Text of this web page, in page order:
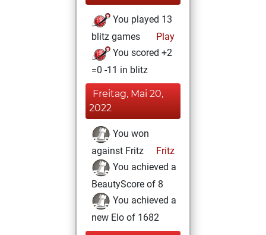
You played 13
blitz games
Play
You scored +2
=0 -11 in blitz
Freitag, Mai 20,
2022
You won
against Fritz
Fritz
You achieved a
BeautyScore of 8
You achieved a
new Elo of 1682